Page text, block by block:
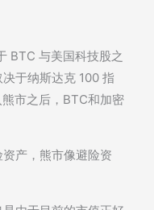
BTC 与美国科技股之
于纳斯达克 100 指
市之后，BTC和加密
产，熊市像避险资